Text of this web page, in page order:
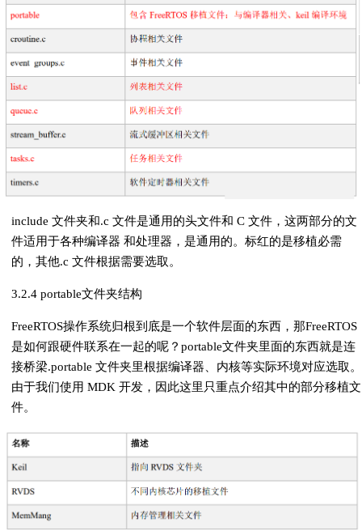
include 文件夹和.c 文件是通用的头文件和 C 文件，这两部分的文
件适用于各种编译器 和处理器，是通用的。标红的是移植必需
的，其他.c 文件根据需要选取。
3.2.4 ​​​​​​​portable文件夹结构
FreeRTOS操作系统归根到底是一个软件层面的东西，那FreeRTOS
是如何跟硬件联系在一起的呢？portable文件夹里面的东西就是连
接桥梁.portable 文件夹里根据编译器、内核等实际环境对应选取。
由于我们使用 MDK 开发，因此这里只重点介绍其中的部分移植文
件。